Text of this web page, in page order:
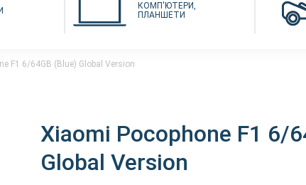
КОМП'ЮТЕРИ,
ПЛАНШЕТИ
F1 6/64GB (Blue) Global Version
Xiaomi Pocophone F1 6/
Global Version